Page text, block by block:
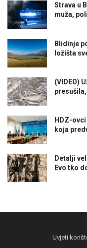
Strava u
muža,
Blidinje
ložišta
(VIDEO)
HDZ-
koja
Detalji
Evo tko
Uvjeti